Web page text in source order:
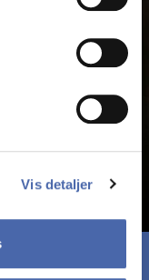
Vis detaljer